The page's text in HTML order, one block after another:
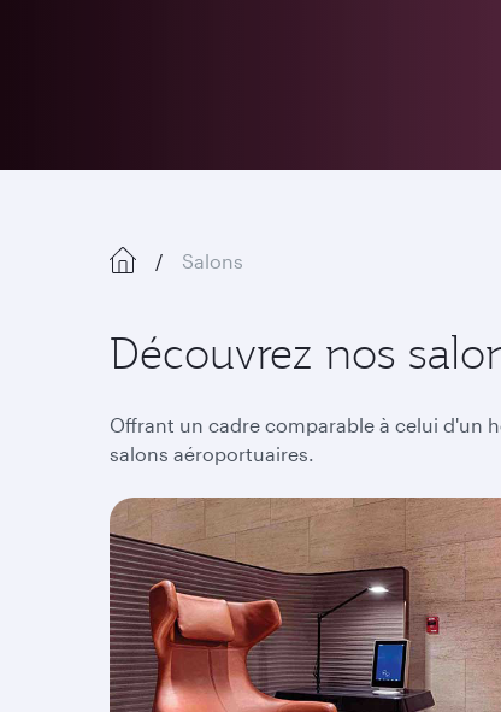
Salons
Découvrez nos
Offrant un cadre comparable à celui d'un
salons aéroportuaires.